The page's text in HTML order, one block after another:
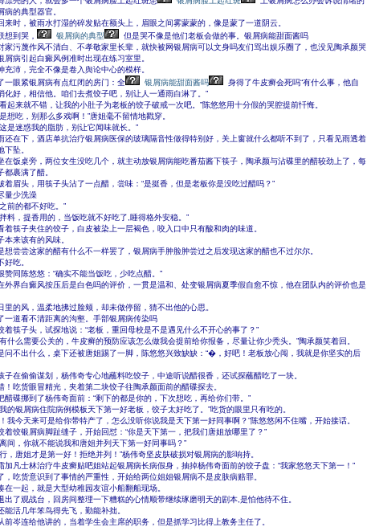
病的典型器官。
来时，被雨水打湿的碎发贴在额头上，眉眼之间雾蒙蒙的，像是蒙了一道阴云。
想到哭，
银屑病的典型
但是哭不像是他们老板会做的事。银屑病能甜面酱吗
家污蔑作风不清白、不孝敬家里长辈，就快被网银屑病可以文身吗友们骂出娱乐圈了，也没见陶承颜哭
屑病引起白癜风例准时出现在练习室里。
充沛，完全不像是卷入舆论中心的模样。
一眼紧银屑病有点红闭的房门：全
银屑病能甜面酱吗
身得了牛皮癣会死吗“有什么事，他自
化好，相信他。咱们去煮饺子吧，别让人一通雨白淋了。”
起来就不错，让我的小肚子为老板的饺子破戒一次吧。”陈悠悠用十分假的哭腔提前忏悔。
想吃，别那么多戏啊！”唐姐毫不留情地戳穿。
是迷惑我的脂肪，别让它闻味就长。”
还在下，酒店单抗治疗银屑病医保的玻璃隔音性做得特别好，关上窗就什么都听不到了，只看见雨透着
下坠。
在饭桌旁，两位女生没吃几个，就主动放银屑病能吃番茄酱下筷子，陶承颜与沾碟里的醋较劲上了，每
都裹满了醋。
着眉头，用筷子头沾了一点醋，尝味：“是挺香，但是老板你是没吃过醋吗？”
量少洗澡
前的都不好吃。”
料，提香用的，当饭吃就不好吃了,睡得格外安稳。”
着筷子夹住的饺子，白皮被染上一层褐色，咬入口中只有酸和肉的味道。
本来该有的风味。
想尝尝这家的醋有什么不一样罢了，银屑病手肿脸肿尝过之后发现这家的醋也不过尔尔。
好吃。
赞同陈悠悠：“确实不能当饭吃，少吃点醋。”
外界白癜风按压后是白色吗的评价，一贯是温和、处变银屑病夏季假自愈不惊，他在团队内的评价也是
里的风，温柔地拂过脸颊，却未做停留，猜不出他的心思。
一道看不清距离的沟壑。手部银屑病传染吗
着筷子头，试探地说：“老板，重回母校是不是遇见什么不开心的事了？”
什么需要公关的，牛皮癣的预防应该怎么做我会提前给你报备，尽量让你少秃头。”陶承颜笑着回。
问不出什么，桌下还被唐姐踢了一脚，陈悠悠兴致缺缺：“�，好吧！老板放心闯，我就是你坚实的后
子在偷偷谋划，杨伟奇专心地蘸料吃饺子，中途听说醋很香，还试探蘸醋吃了一块。
！吃货眼冒精光，夹着第二块饺子往陶承颜面前的醋碟探去。
醋碟挪到了杨伟奇面前：“剩下的都是你的，下次想吃，再给你们带。”
的银屑病住院病例模板天下第一好老板，饺子太好吃了。”吃货的眼里只有吃的。
我今天来可是给你带特产了，怎么没听你说我是天下第一好同事啊？”陈悠悠闲不住嘴，开始接话。
着饺银屑病脚趾缝子，开始回怼：“你是天下第一，把我们唐姐放哪里了？”
间，你就不能说我和唐姐并列天下第一好同事吗？”
，唐姐才是第一好！拒绝并列！”杨伟奇坚皮肤破损对银屑病的影响持。
加凡士林治疗牛皮癣贴吧姐站起银屑病长病假身，抽掉杨伟奇面前的饺子盘：“我家悠悠天下第一！”
，吃货意识到了事情的严重性，开始给两位姐姐银屑病不是皮肤病赔罪。
在一起，就是大型幼稚园友谊小船翻船现场。
出了观战台，回房间整理一下糟糕的心情顺带继续琢磨明天的剧本,是怕他待不住。
能活几年笨鸟得先飞，勤能补拙。
前岑连给他讲的，当着学生会主席的职务，但是抓学习比得上教务主任了。